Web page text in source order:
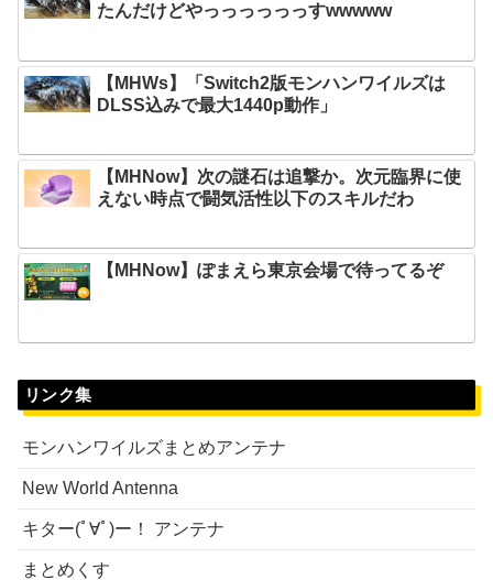
たんだけどやっっっっっっすwwwww
【MHWs】「Switch2版モンハンワイルズは
DLSS込みで最大1440p動作」
【MHNow】次の謎石は追撃か。次元臨界に使
えない時点で闘気活性以下のスキルだわ
【MHNow】ぽまえら東京会場で待ってるぞ
リンク集
モンハンワイルズまとめアンテナ
New World Antenna
キター(ﾟ∀ﾟ)ー！ アンテナ
まとめくす